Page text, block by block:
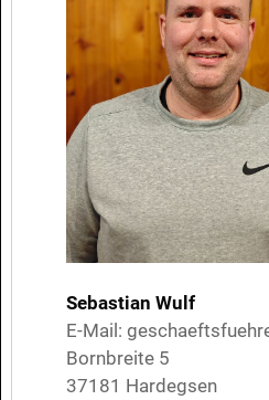
Sebastian Wulf
E-Mail:
Bornbreite 5
37181 Hardegsen